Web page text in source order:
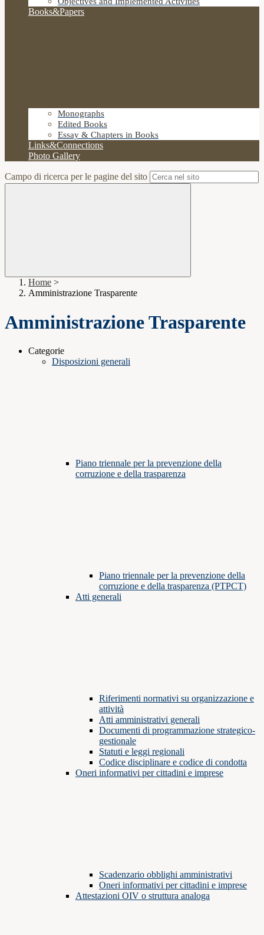
Books&Papers
Monographs
Edited Books
Essay & Chapters in Books
Links&Connections
Photo Gallery
Campo di ricerca per le pagine del sito
Home >
Amministrazione Trasparente
Amministrazione Trasparente
Categorie
Disposizioni generali
Piano triennale per la prevenzione della
corruzione e della trasparenza
Piano triennale per la prevenzione della
corruzione e della trasparenza (PTPCT)
Atti generali
Riferimenti normativi su organizzazione e
attività
Atti amministrativi generali
Documenti di programmazione strategico-
gestionale
Statuti e leggi regionali
Codice disciplinare e codice di condotta
Oneri informativi per cittadini e imprese
Scadenzario obblighi amministrativi
Oneri informativi per cittadini e imprese
Attestazioni OIV o struttura analoga